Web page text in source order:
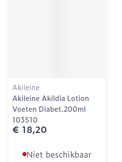
Akileine
Akileine Akildia Lotion
Voeten Diabet.200ml
103510
€ 18,20
Niet beschikbaar